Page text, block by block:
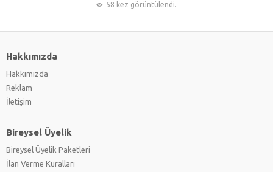
58 kez görüntülendi.
Hakkımızda
Hakkımızda
Reklam
İletişim
Bireysel Üyelik
Bireysel Üyelik Paketleri
İlan Verme Kuralları